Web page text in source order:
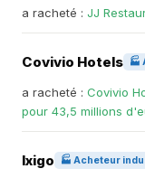
a racheté : JJ
Covivio Hotels 🏭
a racheté : Covivio
pour 43,5 millions
Ixigo 🏭 Acheteur